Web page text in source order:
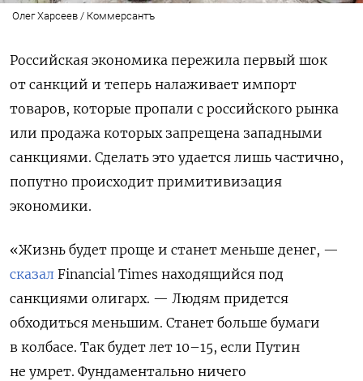
Олег Харсеев / Коммерсантъ
Российская экономика пережила первый шок
от санкций и теперь налаживает импорт
товаров, которые пропали с российского рынка
или продажа которых запрещена западными
санкциями. Сделать это удается лишь частично,
попутно происходит примитивизация
экономики.
«Жизнь будет проще и станет меньше денег, —
сказал Financial Times находящийся под
санкциями олигарх. — Людям придется
обходиться меньшим. Станет больше бумаги
в колбасе. Так будет лет 10–15, если Путин
не умрет. Фундаментально ничего